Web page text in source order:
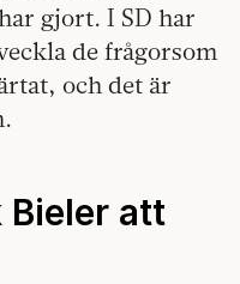
gjort. I SD har
de frågorsom
och det är
Bieler att